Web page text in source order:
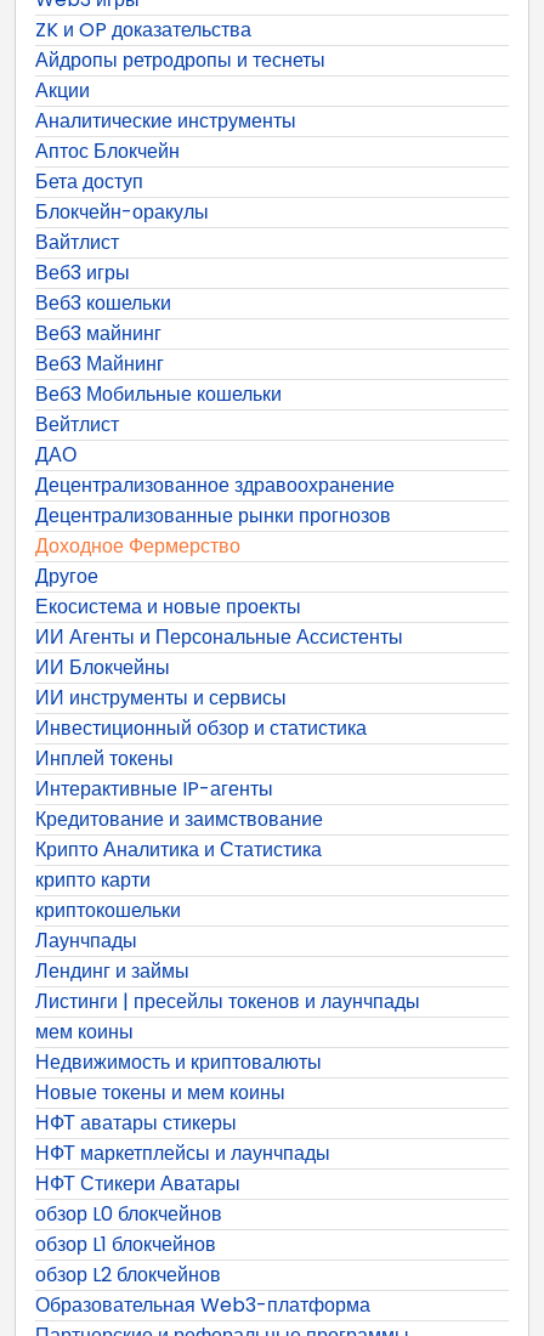
ZK и OP доказательства
Айдропы ретродропы и теснеты
Акции
Аналитические инструменты
Аптос Блокчейн
Бета доступ
Блокчейн-оракулы
Вайтлист
Веб3 игры
Веб3 кошельки
Веб3 майнинг
Веб3 Майнинг
Веб3 Мобильные кошельки
Вейтлист
ДАО
Децентрализованное здравоохранение
Децентрализованные рынки прогнозов
Доходное Фермерство
Другое
Екосистема и новые проекты
ИИ Агенты и Персональные Ассистенты
ИИ Блокчейны
ИИ инструменты и сервисы
Инвестиционный обзор и статистика
Инплей токены
Интерактивные IP-агенты
Кредитование и заимствование
Крипто Аналитика и Статистика
крипто карти
криптокошельки
Лаунчпады
Лендинг и займы
Листинги | пресейлы токенов и лаунчпады
мем коины
Недвижимость и криптовалюты
Новые токены и мем коины
НФТ аватары стикеры
НФТ маркетплейсы и лаунчпады
НФТ Стикери Аватары
обзор L0 блокчейнов
обзор L1 блокчейнов
обзор L2 блокчейнов
Образовательная Web3-платформа